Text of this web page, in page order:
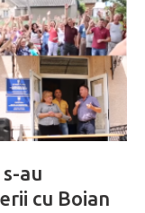
au
cu Boian